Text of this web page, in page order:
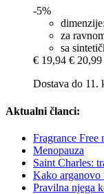
-5%
za
sa
€ 19,94 € 20,99
Dostava do 11.
Aktualni članci:
Fragrance
Menopauza
Saint Charles:
Kako arganovo
Pravilna njega